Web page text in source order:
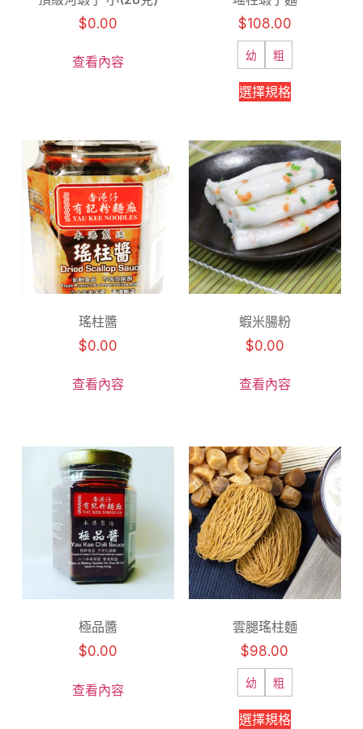
$0.00
查看內容
$108.00
幼 粗
選擇規格
瑤柱醬
$0.00
查看內容
蝦米腸粉
$0.00
查看內容
極品醬
$0.00
查看內容
雲腿瑤柱麵
$98.00
幼 粗
選擇規格